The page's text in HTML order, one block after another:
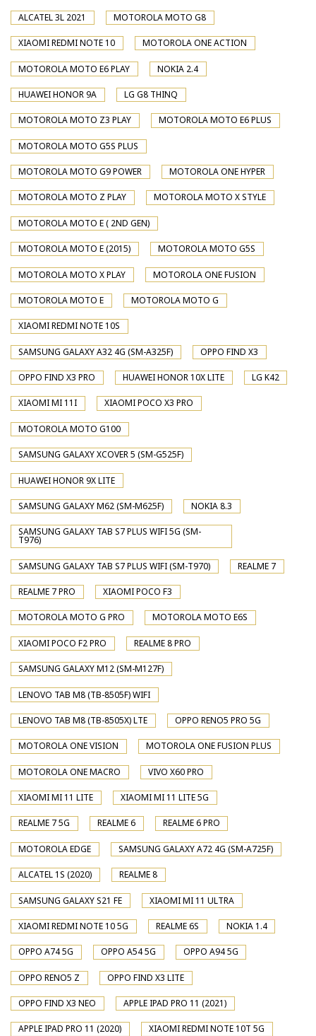
ALCATEL 3L 2021 MOTOROLA MOTO G8
XIAOMI REDMI NOTE 10 MOTOROLA ONE ACTION
MOTOROLA MOTO E6 PLAY NOKIA 2.4
HUAWEI HONOR 9A LG G8 THINQ
MOTOROLA MOTO Z3 PLAY MOTOROLA MOTO E6 PLUS
MOTOROLA MOTO G5S PLUS
MOTOROLA MOTO G9 POWER MOTOROLA ONE HYPER
MOTOROLA MOTO Z PLAY MOTOROLA MOTO X STYLE
MOTOROLA MOTO E ( 2ND GEN)
MOTOROLA MOTO E (2015) MOTOROLA MOTO G5S
MOTOROLA MOTO X PLAY MOTOROLA ONE FUSION
MOTOROLA MOTO E MOTOROLA MOTO G
XIAOMI REDMI NOTE 10S
SAMSUNG GALAXY A32 4G (SM-A325F) OPPO FIND X3
OPPO FIND X3 PRO HUAWEI HONOR 10X LITE LG K42
XIAOMI MI 11I XIAOMI POCO X3 PRO
MOTOROLA MOTO G100
SAMSUNG GALAXY XCOVER 5 (SM-G525F)
HUAWEI HONOR 9X LITE
SAMSUNG GALAXY M62 (SM-M625F) NOKIA 8.3
SAMSUNG GALAXY TAB S7 PLUS WIFI 5G (SM-
T976)
SAMSUNG GALAXY TAB S7 PLUS WIFI (SM-T970) REALME 7
REALME 7 PRO XIAOMI POCO F3
MOTOROLA MOTO G PRO MOTOROLA MOTO E6S
XIAOMI POCO F2 PRO REALME 8 PRO
SAMSUNG GALAXY M12 (SM-M127F)
LENOVO TAB M8 (TB-8505F) WIFI
LENOVO TAB M8 (TB-8505X) LTE OPPO RENO5 PRO 5G
MOTOROLA ONE VISION MOTOROLA ONE FUSION PLUS
MOTOROLA ONE MACRO VIVO X60 PRO
XIAOMI MI 11 LITE XIAOMI MI 11 LITE 5G
REALME 7 5G REALME 6 REALME 6 PRO
MOTOROLA EDGE SAMSUNG GALAXY A72 4G (SM-A725F)
ALCATEL 1S (2020) REALME 8
SAMSUNG GALAXY S21 FE XIAOMI MI 11 ULTRA
XIAOMI REDMI NOTE 10 5G REALME 6S NOKIA 1.4
OPPO A74 5G OPPO A54 5G OPPO A94 5G
OPPO RENO5 Z OPPO FIND X3 LITE
OPPO FIND X3 NEO APPLE IPAD PRO 11 (2021)
APPLE IPAD PRO 11 (2020) XIAOMI REDMI NOTE 10T 5G